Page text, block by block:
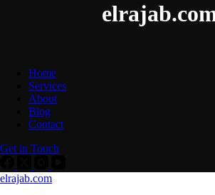
Home
Services
About
Blog
Contact
Get in Touch
elrajab.com